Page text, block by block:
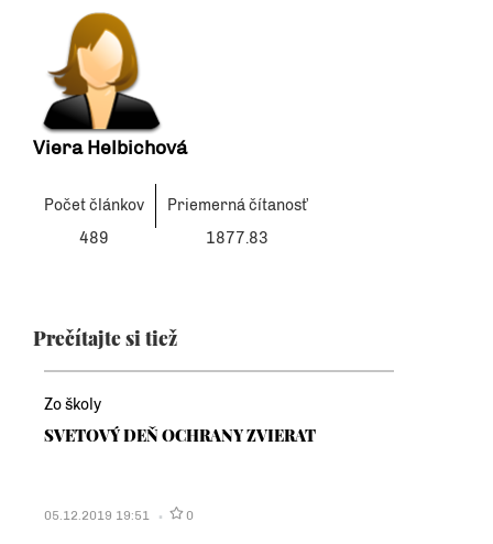
Viera Helbichová
Počet článkov
Priemerná čítanosť
489
1877.83
Prečítajte si tiež
Zo školy
SVETOVÝ DEŇ OCHRANY ZVIERAT
05.12.2019 19:51 0